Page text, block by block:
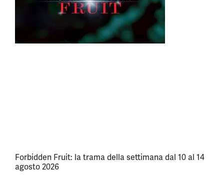
Forbidden Fruit: la trama della settimana dal 10 al 14
agosto 2026